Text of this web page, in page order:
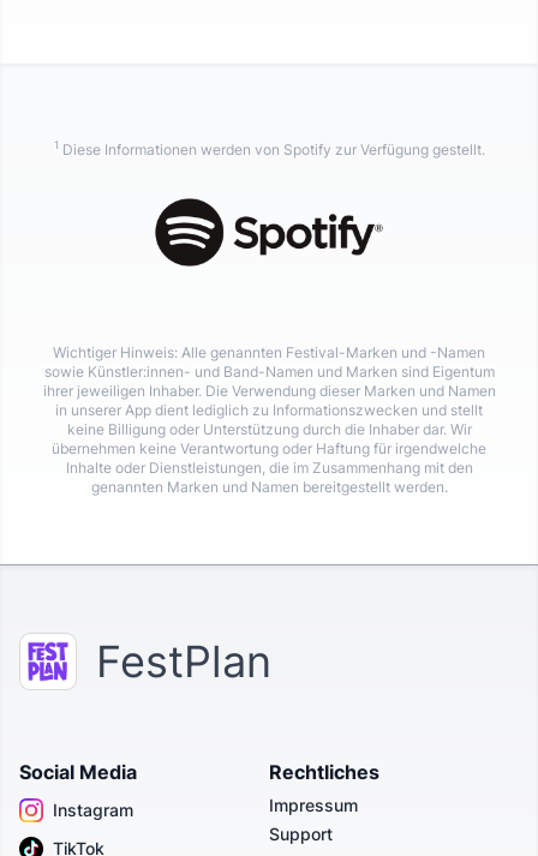
1 Diese Informationen werden von Spotify zur Verfügung gestellt.
Wichtiger Hinweis: Alle genannten Festival-Marken und -Namen
sowie Künstler:innen- und Band-Namen und Marken sind Eigentum
ihrer jeweiligen Inhaber. Die Verwendung dieser Marken und Namen
in unserer App dient lediglich zu Informationszwecken und stellt
keine Billigung oder Unterstützung durch die Inhaber dar. Wir
übernehmen keine Verantwortung oder Haftung für irgendwelche
Inhalte oder Dienstleistungen, die im Zusammenhang mit den
genannten Marken und Namen bereitgestellt werden.
FestPlan
Social Media
Instagram
TikTok
Rechtliches
Impressum
Support